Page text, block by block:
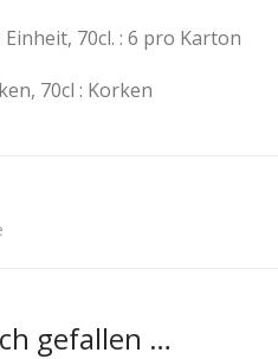
Einheit, 70cl. : 6 pro Karton
70cl : Korken
gefallen …